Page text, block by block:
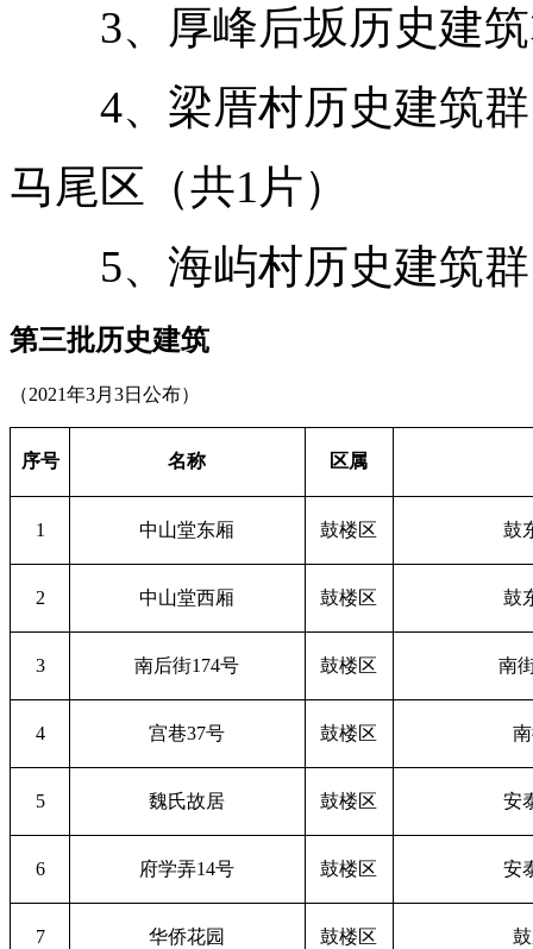
3、厚峰后坂历史建
4、梁厝村历史建筑群
马尾区（共1片）
5、海屿村历史建筑群
第三批历史建筑
（2021年3月3日公布）
序号 名称 区属
1 中山堂东厢 鼓楼区 鼓
2 中山堂西厢 鼓楼区 鼓
3 南后街174号 鼓楼区 南
4 宫巷37号 鼓楼区
5 魏氏故居 鼓楼区 安
6 府学弄14号 鼓楼区 安
7 华侨花园 鼓楼区